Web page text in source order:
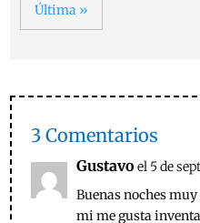
Última »
3 Comentarios
Gustavo el 5 de
Buenas noches
mi me gusta